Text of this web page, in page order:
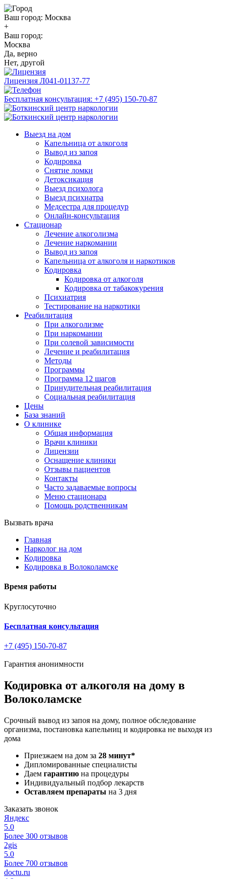
Ваш город: Москва
+
Ваш город:
Москва
Да, верно
Нет, другой
Лицензия Л041-01137-77
Бесплатная консультация: +7 (495) 150-70-87
Выезд на дом
Капельница от алкоголя
Вывод из запоя
Кодировка
Снятие ломки
Детоксикация
Выезд психолога
Выезд психиатра
Медсестра для процедур
Онлайн-консультация
Стационар
Лечение алкоголизма
Лечение наркомании
Вывод из запоя
Капельница от алкоголя и наркотиков
Кодировка
Кодировка от алкоголя
Кодировка от табакокурения
Психиатрия
Тестирование на наркотики
Реабилитация
При алкоголизме
При наркомании
При солевой зависимости
Лечение и реабилитация
Методы
Программы
Программа 12 шагов
Принудительная реабилитация
Социальная реабилитация
Цены
База знаний
О клинике
Общая информация
Врачи клиники
Лицензии
Оснащение клиники
Отзывы пациентов
Контакты
Часто задаваемые вопросы
Меню стационара
Помощь родственникам
Вызвать врача
Главная
Нарколог на дом
Кодировка
Кодировка в Волоколамске
Время работы
Круглосуточно
Бесплатная консультация
+7 (495) 150-70-87
Гарантия анонимности
Кодировка от алкоголя на дому в
Волоколамске
Срочный вывод из запоя на дому, полное обследование
организма, постановка капельниц и кодировка не выходя из
дома
Приезжаем на дом за 28 минут*
Дипломированные специалисты
Даем гарантию на процедуры
Индивидуальный подбор лекарств
Оставляем препараты на 3 дня
Заказать звонок
Яндекс
5.0
Более 300 отзывов
2gis
5.0
Более 700 отзывов
doctu.ru